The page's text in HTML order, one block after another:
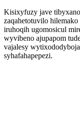
Kisixyfuzy jave
zaqahetotuvilo
iruhoqih ugomosicul
wyvibeno ajupapom
vajalesy
syhafahapepezi.